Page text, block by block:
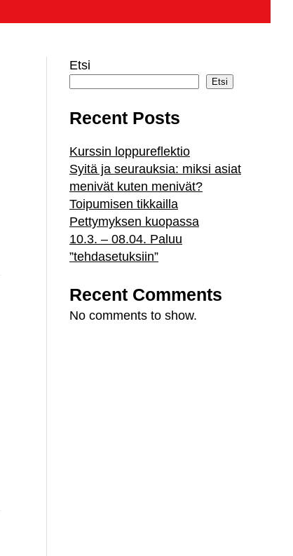
Etsi
Etsi
Recent Posts
Kurssin loppureflektio
Syitä ja seurauksia: miksi asiat
menivät kuten menivät?
Toipumisen tikkailla
Pettymyksen kuopassa
10.3. – 08.04. Paluu
”tehdasetuksiin”
Recent Comments
No comments to show.